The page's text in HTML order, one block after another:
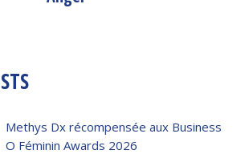
Methys Dx récompensée aux Business
O Féminin Awards 2026